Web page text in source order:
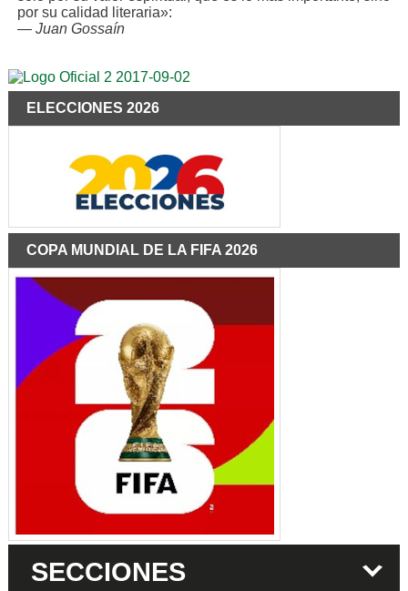
por su calidad literaria»:
— Juan Gossaín
ELECCIONES 2026
COPA MUNDIAL DE LA FIFA 2026
SECCIONES